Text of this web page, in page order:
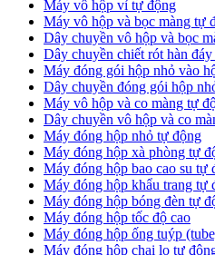
Máy vô hộp vỉ tự động
Máy vô hộp và bọc màng tự
Dây chuyền vô hộp và bọc
Dây chuyền chiết rót hàn
Máy đóng gói hộp nhỏ vào
Dây chuyền đóng gói hộp
Máy vô hộp và co màng tự
Dây chuyền vô hộp và co
Máy đóng hộp nhỏ tự động
Máy đóng hộp xà phòng tự
Máy đóng hộp bao cao su tự
Máy đóng hộp khẩu trang tự
Máy đóng hộp bóng đèn tự
Máy đóng hộp tốc độ cao
Máy đóng hộp ống tuýp
Máy đóng hộp chai lọ tự